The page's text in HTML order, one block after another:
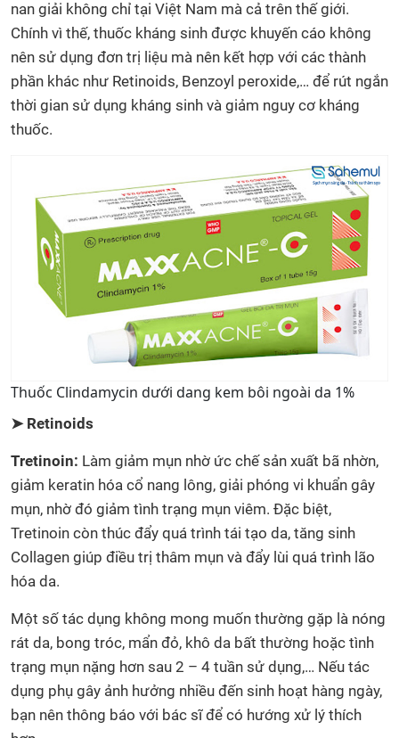
nan giải không chỉ tại Việt Nam mà cả trên thế giới.
Chính vì thế, thuốc kháng sinh được khuyến cáo không
nên sử dụng đơn trị liệu mà nên kết hợp với các thành
phần khác như Retinoids, Benzoyl peroxide,… để rút ngắn
thời gian sử dụng kháng sinh và giảm nguy cơ kháng
thuốc.
Thuốc Clindamycin dưới dang kem bôi ngoài da 1%
➤ Retinoids
Tretinoin: Làm giảm mụn nhờ ức chế sản xuất bã nhờn,
giảm keratin hóa cổ nang lông, giải phóng vi khuẩn gây
mụn, nhờ đó giảm tình trạng mụn viêm. Đặc biệt,
Tretinoin còn thúc đẩy quá trình tái tạo da, tăng sinh
Collagen giúp điều trị thâm mụn và đẩy lùi quá trình lão
hóa da.
Một số tác dụng không mong muốn thường gặp là nóng
rát da, bong tróc, mẩn đỏ, khô da bất thường hoặc tình
trạng mụn nặng hơn sau 2 – 4 tuần sử dụng,… Nếu tác
dụng phụ gây ảnh hưởng nhiều đến sinh hoạt hàng ngày,
bạn nên thông báo với bác sĩ để có hướng xử lý thích